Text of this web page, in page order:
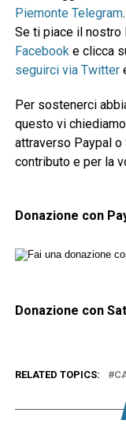
Piemonte Telegram.
Se ti piace il nostro
Facebooke clicca
seguirci via Twitter
Per sostenerci
questo vi
attraverso Paypal
contributo e per la
Donazione con
Donazione con
RELATED TOPICS: